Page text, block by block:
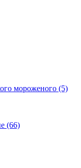
мороженого (5)
(66)